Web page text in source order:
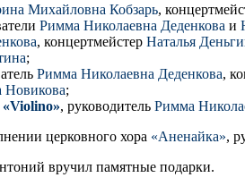
Михайловна Кобзарь,
Римма Николаевна Деденкова и
, концертмейстер Наталья
;
Римма Николаевна Деденкова,
Новикова;
«Violino», руководитель Римма
церковного хора «Аненайка»,
вручил памятные подарки.